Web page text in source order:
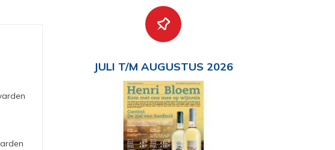
JULI T/M AUGUSTUS 2026